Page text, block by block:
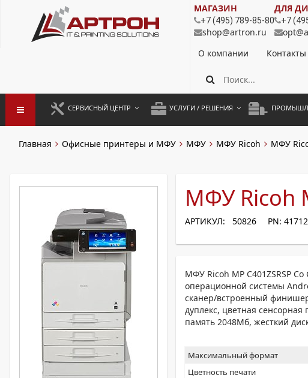
МАГАЗИН
+7 (495) 789-85-80
shop@artron.ru
ДЛЯ
+7
О компании
Контакты
СЕРВИСНЫЙ ЦЕНТР
ПРОФИЛАКТИКА И ТО
РАЗОВЫЕ РЕМОНТЫ
УСЛУГИ / РЕШЕНИЯ
АРЕНДА ОБОРУДОВАНИЯ
Главная Офисные принтеры и МФУ МФУ МФУ Ricoh МФУ
МФУ Ricoh
АРТИКУЛ: 50826 PN:
МФУ Ricoh MP C401ZSRSP
операционной системы
сканер/встроенный
дуплекс, цветная
память 2048Мб, жесткий
Максимальный формат
Цветность печати